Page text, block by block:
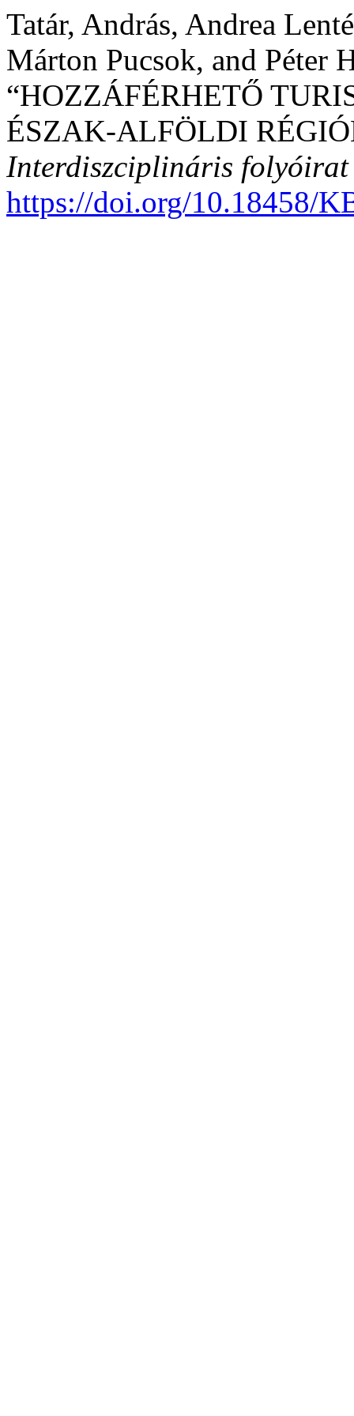
Tatár, András, Andrea
Márton Pucsok, and Péter
“HOZZÁFÉRHETŐ
ÉSZAK-ALFÖLDI
Interdiszciplináris folyóirat
https://doi.org/10.18458/